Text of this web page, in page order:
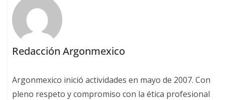
Redacción Argonmexico
Argonmexico inició actividades en mayo de 2007. Con
pleno respeto y compromiso con la ética profesional